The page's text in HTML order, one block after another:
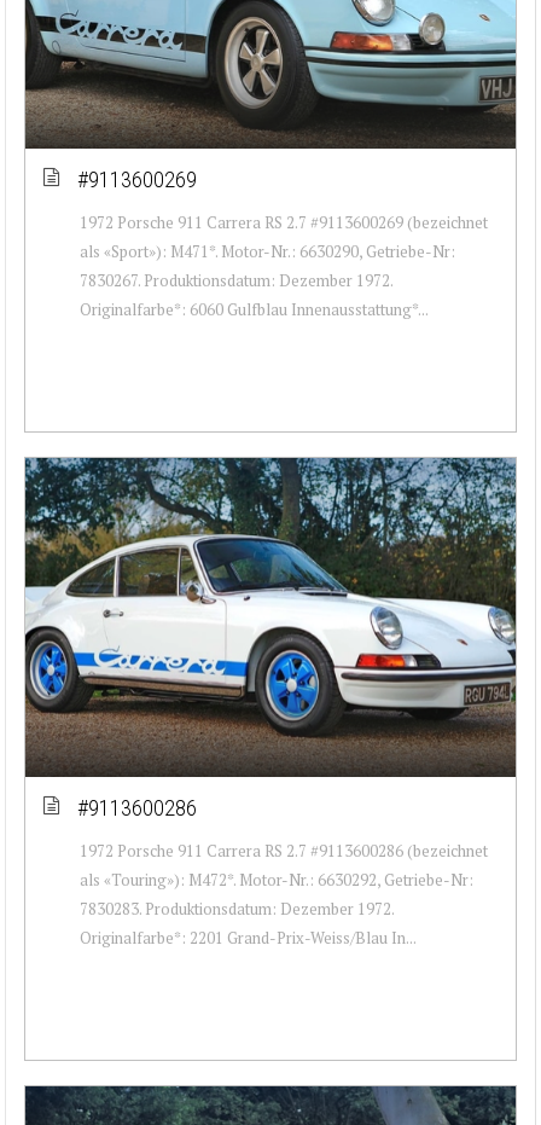
#9113600269
1972 Porsche 911 Carrera RS 2.7 #9113600269 (bezeichnet
als «Sport»): M471*. Motor-Nr.: 6630290, Getriebe-Nr:
7830267. Produktionsdatum: Dezember 1972.
Originalfarbe*: 6060 Gulfblau Innenausstattung*...
#9113600286
1972 Porsche 911 Carrera RS 2.7 #9113600286 (bezeichnet
als «Touring»): M472*. Motor-Nr.: 6630292, Getriebe-Nr:
7830283. Produktionsdatum: Dezember 1972.
Originalfarbe*: 2201 Grand-Prix-Weiss/Blau In...